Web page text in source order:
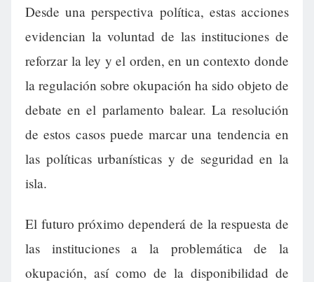
Desde una perspectiva política, estas acciones
evidencian la voluntad de las instituciones de
reforzar la ley y el orden, en un contexto donde
la regulación sobre okupación ha sido objeto de
debate en el parlamento balear. La resolución
de estos casos puede marcar una tendencia en
las políticas urbanísticas y de seguridad en la
isla.
El futuro próximo dependerá de la respuesta de
las instituciones a la problemática de la
okupación, así como de la disponibilidad de